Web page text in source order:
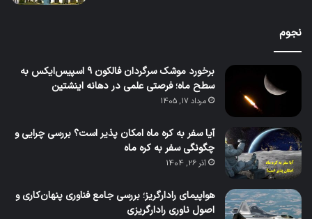
نجوم
برخورد موشک سرگردان فالکون ۹ اسپیس‌ایکس به
سطح ماه؛ فرصتی علمی در دهانه اینشتین
مرداد 17, 1405
آیا سفر به کره ماه امکان پذیر است؟ بررسی چرایی و
چگونگی سفر به کره ماه
آذر 26, 1404
هواپیمای رادارگریز؛ بررسی جامع فناوری پنهان‌کاری و
اصول ناوری رادارگریزی